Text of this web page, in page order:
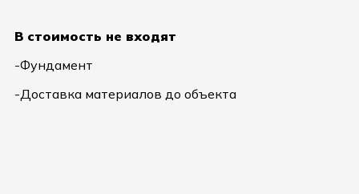
В стоимость не входят
-Фундамент
-Доставка материалов до объекта